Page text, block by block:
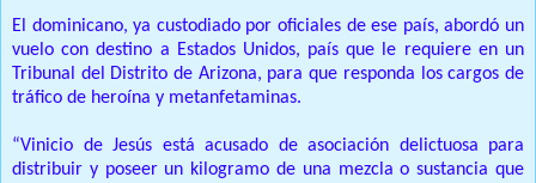
El dominicano, ya custodiado por oficiales de ese país, abordó un
vuelo con destino a Estados Unidos, país que le requiere en un
Tribunal del Distrito de Arizona, para que responda los cargos de
tráfico de heroína y metanfetaminas.
“Vinicio de Jesús está acusado de asociación delictuosa para
distribuir y poseer un kilogramo de una mezcla o sustancia que